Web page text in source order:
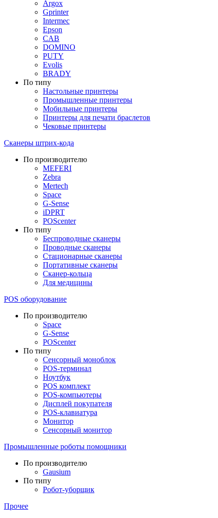
Argox
Gprinter
Intermec
Epson
CAB
DOMINO
PUTY
Evolis
BRADY
По типу
Настольные принтеры
Промышленные принтеры
Мобильные принтеры
Принтеры для печати браслетов
Чековые принтеры
Сканеры штрих-кода
По производителю
MEFERI
Zebra
Mertech
Space
G-Sense
iDPRT
POScenter
По типу
Беспроводные сканеры
Проводные сканеры
Стационарные сканеры
Портативные сканеры
Сканер-кольца
Для медицины
POS оборудование
По производителю
Space
G-Sense
POScenter
По типу
Сенсорный моноблок
POS-терминал
Ноутбук
POS комплект
POS-компьютеры
Дисплей покупателя
POS-клавиатура
Монитор
Сенсорный монитор
Промышленные роботы помощники
По производителю
Gausium
По типу
Робот-уборщик
Прочее